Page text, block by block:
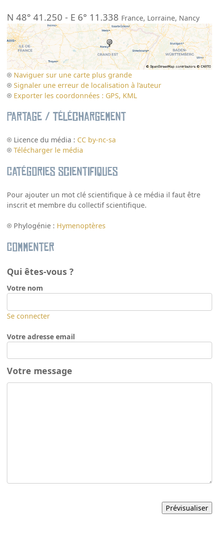
N 48° 41.250 - E 6° 11.338 France, Lorraine, Nancy
Naviguer sur une carte plus grande
Signaler une erreur de localisation à l’auteur
Exporter les coordonnées : GPS, KML
Partage / Téléchargement
Licence du média : CC by-nc-sa
Télécharger le média
Catégories scientifiques
Pour ajouter un mot clé scientifique à ce média il faut être
inscrit et membre du collectif scientifique.
Phylogénie : Hymenoptères
Commenter
Qui êtes-vous ?
Votre nom
Se connecter
Votre adresse email
Votre message